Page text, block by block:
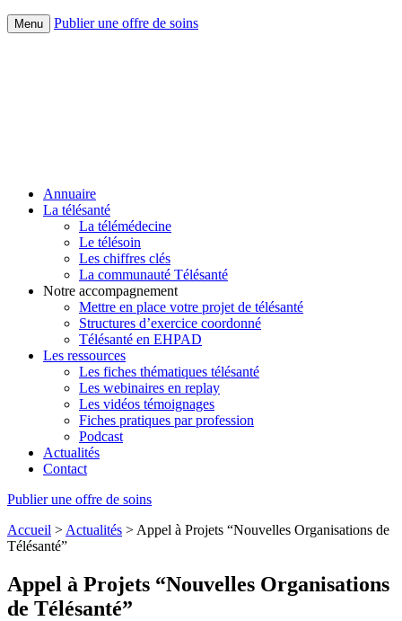
Menu Publier une offre de soins
Annuaire
La télésanté
La télémédecine
Le télésoin
Les chiffres clés
La communauté Télésanté
Notre accompagnement
Mettre en place votre projet de télésanté
Structures d’exercice coordonné
Télésanté en EHPAD
Les ressources
Les fiches thématiques télésanté
Les webinaires en replay
Les vidéos témoignages
Fiches pratiques par profession
Podcast
Actualités
Contact
Publier une offre de soins
Accueil > Actualités > Appel à Projets “Nouvelles Organisations de
Télésanté”
Appel à Projets “Nouvelles Organisations
de Télésanté”